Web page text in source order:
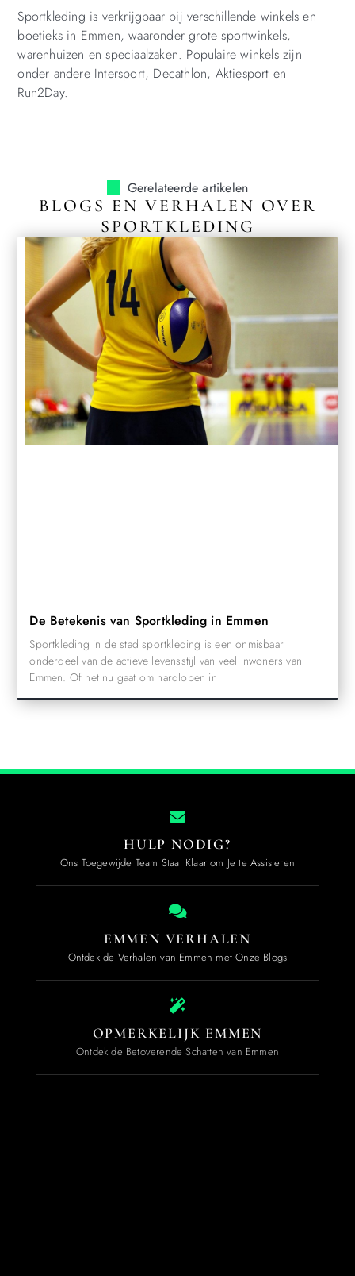
Sportkleding is verkrijgbaar bij verschillende winkels en
boetieks in Emmen, waaronder grote sportwinkels,
warenhuizen en speciaalzaken. Populaire winkels zijn
onder andere Intersport, Decathlon, Aktiesport en
Run2Day.
Gerelateerde artikelen
BLOGS EN VERHALEN OVER
SPORTKLEDING
De Betekenis van Sportkleding in Emmen
Sportkleding in de stad sportkleding is een onmisbaar
onderdeel van de actieve levensstijl van veel inwoners van
Emmen. Of het nu gaat om hardlopen in
HULP NODIG?
Ons Toegewijde Team Staat Klaar om Je te Assisteren
EMMEN VERHALEN
Ontdek de Verhalen van Emmen met Onze Blogs
OPMERKELIJK EMMEN
Ontdek de Betoverende Schatten van Emmen